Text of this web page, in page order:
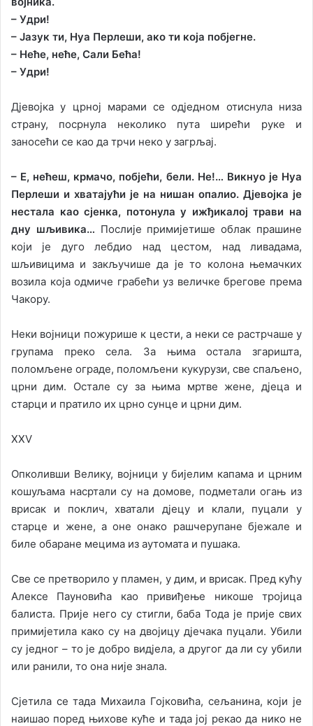
– Удри!
– Јазук ти, Нуа Перлеши, ако ти која побјегне.
– Неће, неће, Сали Бећа!
– Удри!
Дјевојка у црној марами се одједном отиснула низа
страну, посрнула неколико пута ширећи руке и
заносећи се као да трчи неко у загрљај.
– Е, нећеш, крмачо, побјећи, бели. Не!… Викнуо је Нуа
Перлеши и хватајући је на нишан опалио. Дјевојка је
нестала као сјенка, потонула у ижђикалој трави на
дну шљивика… Послије примијетише облак прашине
који је дуго лебдио над цестом, над ливадама,
шљивицима и закључише да је то колона њемачких
возила која одмиче грабећи уз величке брегове према
Чакору.
Неки војници пожурише к цести, а неки се растрчаше у
групама преко села. За њима остала згаришта,
поломљене ограде, поломљени кукурузи, све спаљено,
црни дим. Остале су за њима мртве жене, дјеца и
старци и пратило их црно сунце и црни дим.
XXV
Опколивши Велику, војници у бијелим капама и црним
кошуљама насртали су на домове, подметали огањ из
врисак и поклич, хватали дјецу и клали, пуцали у
старце и жене, а оне онако рашчерупане бјежале и
биле обаране мецима из аутомата и пушака.
Све се претворило у пламен, у дим, и врисак. Пред кућу
Алексе Пауновића као привиђење никоше тројица
балиста. Прије него су стигли, баба Тода је прије свих
примијетила како су на двојицу дјечака пуцали. Убили
су једног – то је добро видјела, а другог да ли су убили
или ранили, то она није знала.
Сјетила се тада Михаила Гојковића, сељанина, који је
наишао поред њихове куће и тада јој рекао да нико не